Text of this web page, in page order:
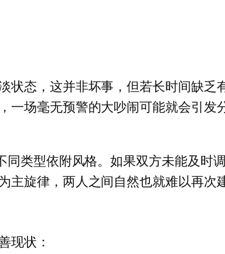
状态，这并非坏事，但若长时间缺
一场毫无预警的大吵闹可能就会引
同类型依附风格。如果双方未能及时
旋律，两人之间自然也就难以再次
现状：